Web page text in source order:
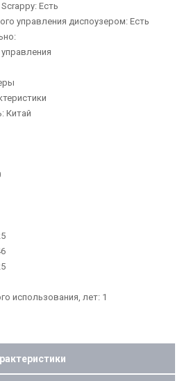
Есть
управления диспоузером: Есть
Китай
использования, лет: 1